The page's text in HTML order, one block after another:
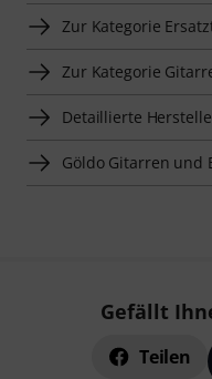
Zur Kategorie
Zur Kategorie
Detaillierte
Göldo Gitarren und
Gefällt
Teilen